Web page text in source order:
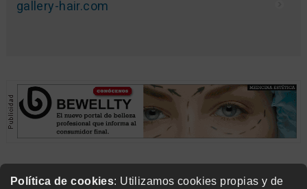
Política de cookies: Utilizamos cookies propias y de
gallery-hair.com